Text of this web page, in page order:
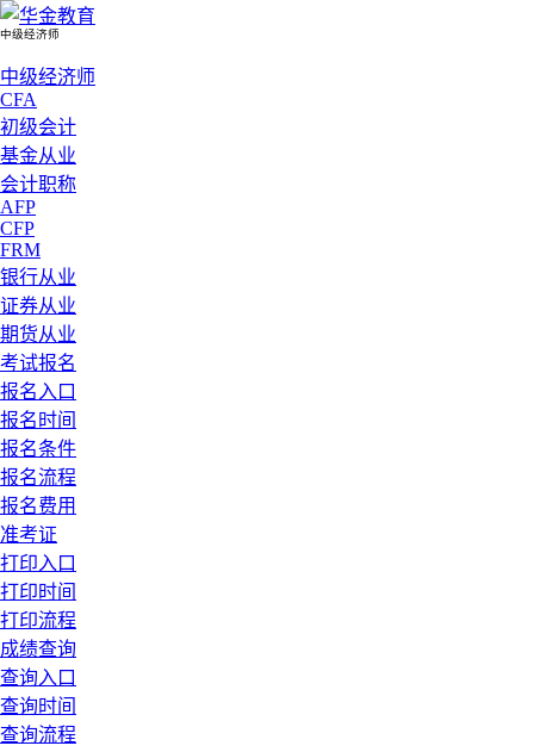
中级经济师
中级经济师
CFA
初级会计
基金从业
会计职称
AFP
CFP
FRM
银行从业
证券从业
期货从业
考试报名
报名入口
报名时间
报名条件
报名流程
报名费用
准考证
打印入口
打印时间
打印流程
成绩查询
查询入口
查询时间
查询流程